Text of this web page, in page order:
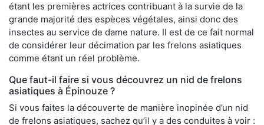
étant les premières actrices contribuant à la survie de la
grande majorité des espèces végétales, ainsi donc des
insectes au service de dame nature. Il est de ce fait normal
de considérer leur décimation par les frelons asiatiques
comme étant un réel problème.
Que faut-il faire si vous découvrez un nid de frelons
asiatiques à Épinouze ?
Si vous faites la découverte de manière inopinée d’un nid
de frelons asiatiques, sachez qu’il y a des conduites à voir :